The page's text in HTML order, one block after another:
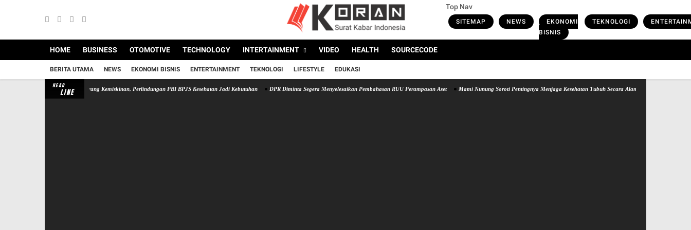
Top Nav
SITEMAP NEWS
EKONOMI
BISNIS
TEKNOLOGI
HOME BUSINESS OTOMOTIVE TECHNOLOGY INTERTAINMENT VIDEO HEALTH SOURCECODE
BERITA UTAMA NEWS EKONOMI BISNIS ENTERTAINMENT TEKNOLOGI LIFESTYLE EDUKASI
HEAD
LINE
Keluarga ke Jurang Kemiskinan, Perlindungan PBI BPJS Kesehatan Jadi Kebutuhan DPR Diminta Segera Menyelesaikan Pembahasan RUU Perampasan Aset Mami Nunung Soroti Pentingnya Menjaga Kesehatan Tubuh Secara Alami & Cara Alami dalam